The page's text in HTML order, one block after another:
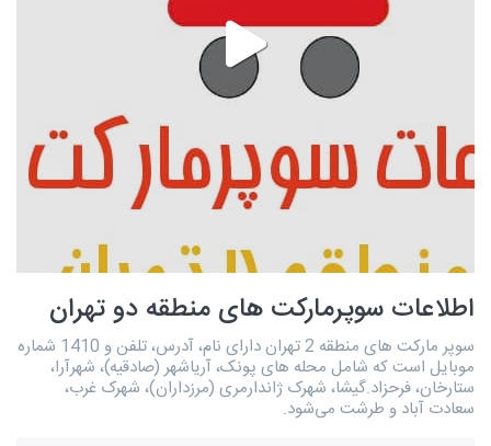
اطلاعات سوپرمارکت های منطقه دو تهران
سوپر مارکت های منطقه 2 تهران دارای نام، آدرس، تلفن و 1410 شماره
موبایل است که شامل محله های پونک، آریاشهر (صادقیه)، شهرآرا،
ستارخان، فرحزاد.گیشا، شهرک ژاندارمری (مرزداران)، شهرک غرب،
سعادت آباد و طرشت می‌شود.